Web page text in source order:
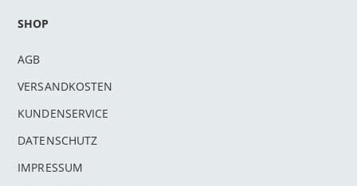
SHOP
AGB
VERSANDKOSTEN
KUNDENSERVICE
DATENSCHUTZ
IMPRESSUM